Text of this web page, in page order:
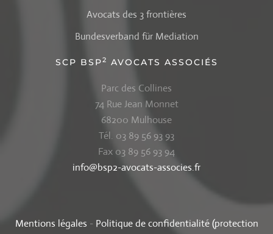
Avocats des 3 frontières
Bundesverband für Mediation
SCP BSP2 AVOCATS ASSOCIÉS
Parc des Collines
74 Rue Jean Monnet
68200 Mulhouse
Tél. 03 89 56 93 93
Fax 03 89 56 93 94
info@bsp2-avocats-associes.fr
Mentions légales - Politique de confidentialité (protection